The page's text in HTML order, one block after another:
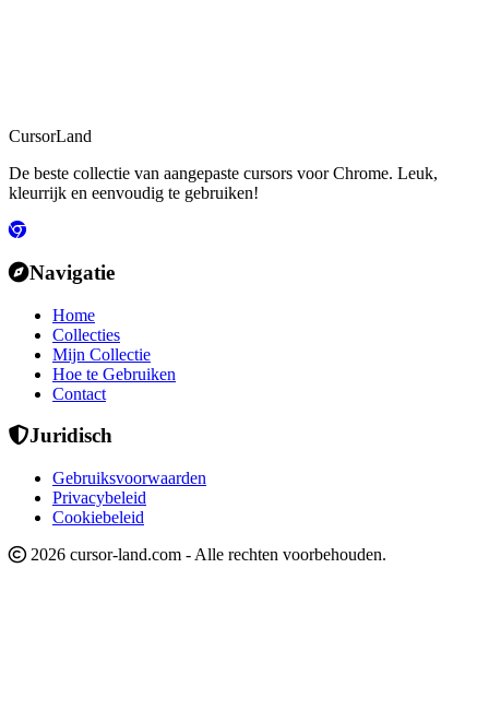
CursorLand
De beste collectie van aangepaste cursors voor Chrome. Leuk,
kleurrijk en eenvoudig te gebruiken!
Navigatie
Home
Collecties
Mijn Collectie
Hoe te Gebruiken
Contact
Juridisch
Gebruiksvoorwaarden
Privacybeleid
Cookiebeleid
2026 cursor-land.com - Alle rechten voorbehouden.